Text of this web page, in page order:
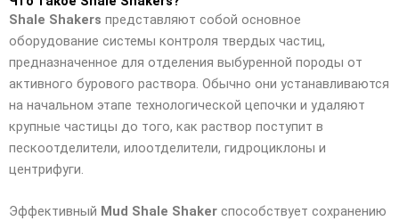
Shale Shakers представляют собой основное
оборудование системы контроля твердых частиц,
предназначенное для отделения выбуренной породы от
активного бурового раствора. Обычно они устанавливаются
на начальном этапе технологической цепочки и удаляют
крупные частицы до того, как раствор поступит в
пескоотделители, илоотделители, гидроциклоны и
центрифуги.
Эффективный Mud Shale Shaker способствует сохранению